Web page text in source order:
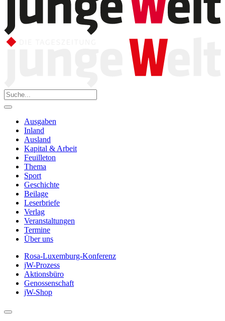
Ausgaben
Inland
Ausland
Kapital & Arbeit
Feuilleton
Thema
Sport
Geschichte
Beilage
Leserbriefe
Verlag
Veranstaltungen
Termine
Über uns
Rosa-Luxemburg-Konferenz
jW-Prozess
Aktionsbüro
Genossenschaft
jW-Shop